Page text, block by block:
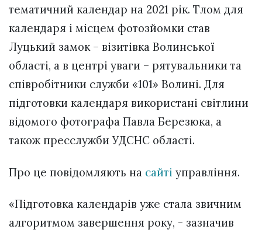
тематичний календар на 2021 рік. Тлом для
календаря і місцем фотозйомки став
Луцький замок – візитівка Волинської
області, а в центрі уваги – рятувальники та
співробітники служби «101» Волині. Для
підготовки календаря використані світлини
відомого фотографа Павла Березюка, а
також пресслужби УДСНС області.
Про це повідомляють на сайті управління.
«Підготовка календарів уже стала звичним
алгоритмом завершення року, - зазначив